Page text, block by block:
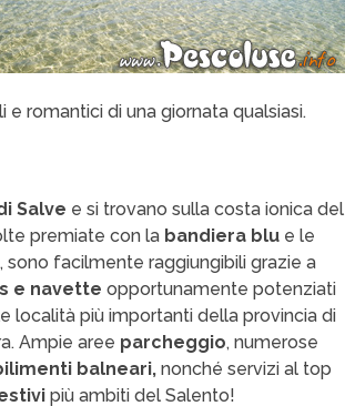
romantici di una giornata qualsiasi.
Salve e si trovano sulla costa ionica del
premiate con la bandiera blu e le
sono facilmente raggiungibili grazie a
e navette opportunamente potenziati
località più importanti della provincia di
Ampie aree parcheggio, numerose
balneari, nonché servizi al top
più ambiti del Salento!